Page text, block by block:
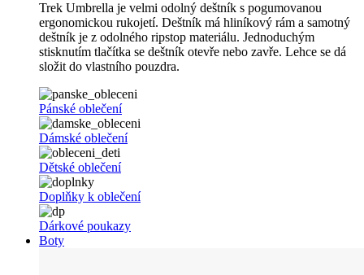
Trek Umbrella je velmi odolný deštník s pogumovanou
ergonomickou rukojetí. Deštník má hliníkový rám a samotný
deštník je z odolného ripstop materiálu. Jednoduchým
stisknutím tlačítka se deštník otevře nebo zavře. Lehce se dá
složit do vlastního pouzdra.
Pánské oblečení
Dámské oblečení
Dětské oblečení
Doplňky k oblečení
Dárkové poukazy
Boty